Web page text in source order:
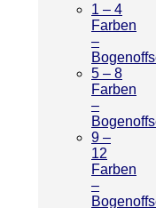
1 – 4
Farben
–
5 – 8
Farben
–
9 –
12
Farben
–